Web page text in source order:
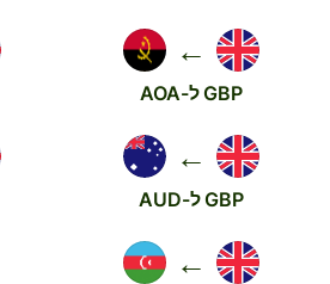
←
GBP ל-AOA
←
GBP ל-AUD
←